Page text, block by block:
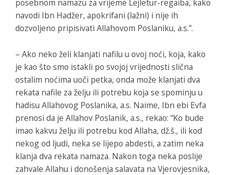
posebnom namazu za vrijeme Lejletur-regaiba, kako
navodi Ibn Hadžer, apokrifani (lažni) i nije ih
dozvoljeno pripisivati Allahovom Poslaniku, a.s.”.
– Ako neko želi klanjati nafilu u ovoj noći, koja, kako
je kao što smo istakli po svojoj vrijednosti slična
ostalim noćima uoči petka, onda može klanjati dva
rekata nafile za želju ili potrebu koja se spominju u
hadisu Allahovog Poslanika, a.s. Naime, Ibn ebi Evfa
prenosi da je Allahov Poslanik, a.s., rekao: “Ko bude
imao kakvu želju ili potrebu kod Allaha, dž.š., ili kod
nekog od ljudi, neka se lijepo abdesti, a zatim neka
klanja dva rekata namaza. Nakon toga neka poslije
zahvale Allahu i donošenja salavata na Vjerovjesnika,